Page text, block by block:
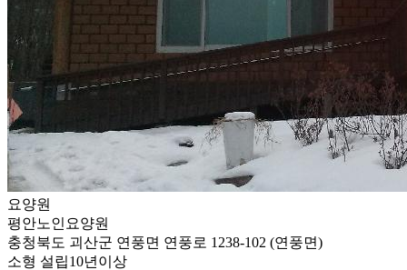
요양원
평안노인요양원
충청북도 괴산군 연풍면 연풍로 1238-102 (연풍면)
소형 설립10년이상